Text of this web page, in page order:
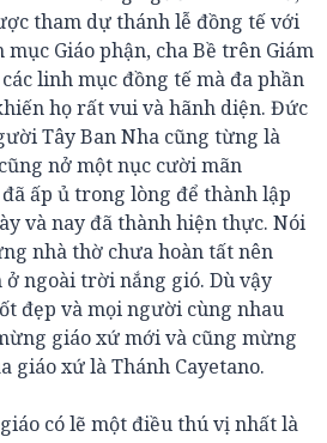
tham dự thánh lễ đồng tế với
mục Giáo phận, cha Bề trên Giám
linh mục đồng tế mà đa phần
họ rất vui và hãnh diện. Đức
Tây Ban Nha cũng từng là
nở một nục cười mãn
ấp ủ trong lòng để thành lập
và nay đã thành hiện thực. Nói
nhà thờ chưa hoàn tất nên
ngoài trời nắng gió. Dù vậy
đẹp và mọi người cùng nhau
giáo xứ mới và cũng mừng
giáo xứ là Thánh Cayetano.
có lẽ một điều thú vị nhất là